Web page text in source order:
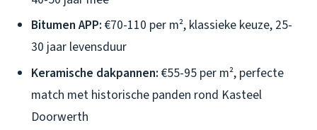
Bitumen APP: €70-110 per m², klassieke keuze, 25-
30 jaar levensduur
Keramische dakpannen: €55-95 per m², perfecte
match met historische panden rond Kasteel
Doorwerth